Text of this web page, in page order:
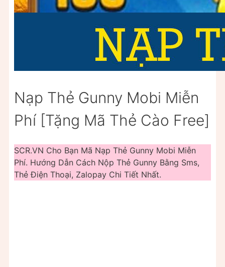
Nạp Thẻ Gunny Mobi Miễn
Phí [Tặng Mã Thẻ Cào Free]
SCR.VN Cho Bạn Mã Nạp Thẻ Gunny Mobi Miễn
Phí. Hướng Dẫn Cách Nộp Thẻ Gunny Bằng Sms,
Thẻ Điện Thoại, Zalopay Chi Tiết Nhất.